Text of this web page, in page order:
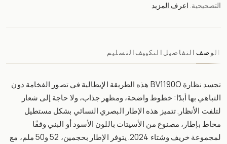
التصحيحية. اعرف المزيد
الوصف التفاصيل التكييف التسليم
تجسد نظارة BV1190O هذه الطريقة الإيطالية في تصور الفخامة دون
التباهي بها أبدًا: خطوط واضحة، ومظهر جذاب، ولا حاجة إلى شعار
لتلفت الأنظار. تتميز هذه الإطار البصري النسائي بشكل مستطيل
محاط بإطار، مصنوع من الأسيتات باللون الأسود أو البني وفقًا
لمجموعة خريف وشتاء 2024. يتوفر الإطار بحجمين، 52 و50 ملم، مع